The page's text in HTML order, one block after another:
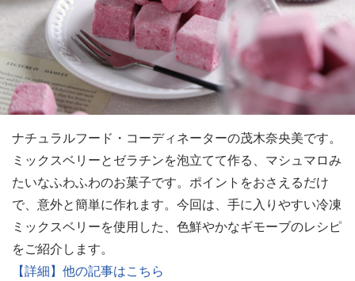
ナチュラルフード・コーディネーターの茂木奈央美です。
ミックスベリーとゼラチンを泡立てて作る、マシュマロみ
たいなふわふわのお菓子です。ポイントをおさえるだけ
で、意外と簡単に作れます。今回は、手に入りやすい冷凍
ミックスベリーを使用した、色鮮やかなギモーブのレシピ
をご紹介します。
【詳細】他の記事はこちら